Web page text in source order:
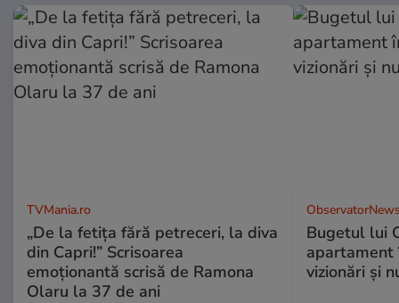
TVMania.ro
„De la fetița fără petreceri, la diva
din Capri!” Scrisoarea
emoționantă scrisă de Ramona
Olaru la 37 de ani
Bugetul lui
apartament
vizionări şi